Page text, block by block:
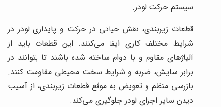
سیستم حرکت لودر.
قطعات زیربندی، نقش حیاتی در حرکت و پایداری لودر در
شرایط مختلف کاری ایفا می‌کنند. این قطعات باید از
آلیاژهای مقاوم و با دوام ساخته شده باشند تا بتوانند در
برابر سایش، ضربه و شرایط سخت محیطی مقاومت کنند.
بازرسی منظم و تعویض به موقع قطعات زیربندی، از آسیب
دیدن سایر اجزای لودر جلوگیری می‌کند.